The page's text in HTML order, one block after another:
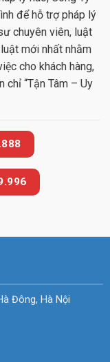
để hỗ trợ pháp lý
chuyên viên, luật
mới nhất nhằm
cho khách hàng,
“Tận Tâm – Uy
Đông, Hà Nội